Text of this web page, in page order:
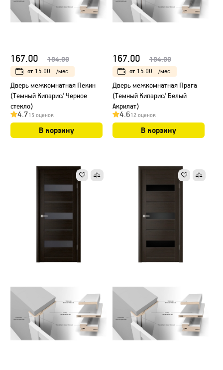
167.00 184.00
от 15.00 /мес.
Дверь межкомнатная Пекин
(Темный Кипарис/ Черное
стекло)
4.715 оценок
В корзину
167.00 184.00
от 15.00 /мес.
Дверь межкомнатная Прага
(Темный Кипарис/ Белый
Акрилат)
4.612 оценок
В корзину